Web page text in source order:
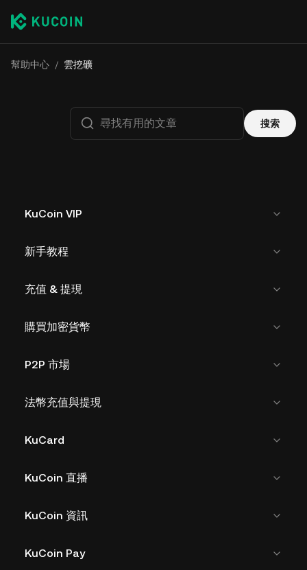
幫助中心 / 雲挖礦
搜索
KuCoin VIP
新手教程
充值 & 提現
購買加密貨幣
P2P 市場
法幣充值與提現
KuCard
KuCoin 直播
KuCoin 資訊
KuCoin Pay